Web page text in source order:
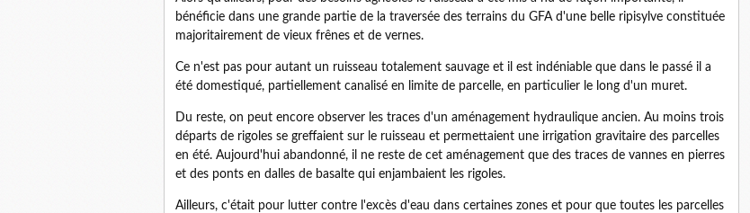
bénéficie dans une grande partie de la traversée des terrains du GFA d'une belle ripisylve constituée
majoritairement de vieux frênes et de vernes.
Ce n'est pas pour autant un ruisseau totalement sauvage et il est indéniable que dans le passé il a
été domestiqué, partiellement canalisé en limite de parcelle, en particulier le long d'un muret.
Du reste, on peut encore observer les traces d'un aménagement hydraulique ancien. Au moins trois
départs de rigoles se greffaient sur le ruisseau et permettaient une irrigation gravitaire des parcelles
en été. Aujourd'hui abandonné, il ne reste de cet aménagement que des traces de vannes en pierres
et des ponts en dalles de basalte qui enjambaient les rigoles.
Ailleurs, c'était pour lutter contre l'excès d'eau dans certaines zones et pour que toutes les parcelles